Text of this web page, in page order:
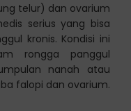
telur) dan ovarium
serius yang bisa
kronis. Kondisi ini
rongga panggul
nanah atau
falopi dan ovarium.